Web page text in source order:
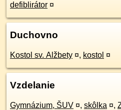
defiblirátor ¤
Duchovno
Kostol sv. Alžbety ¤, kostol ¤
Vzdelanie
Gymnázium, ŠUV ¤, skôlka ¤,